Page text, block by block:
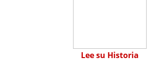
Lee su Historia